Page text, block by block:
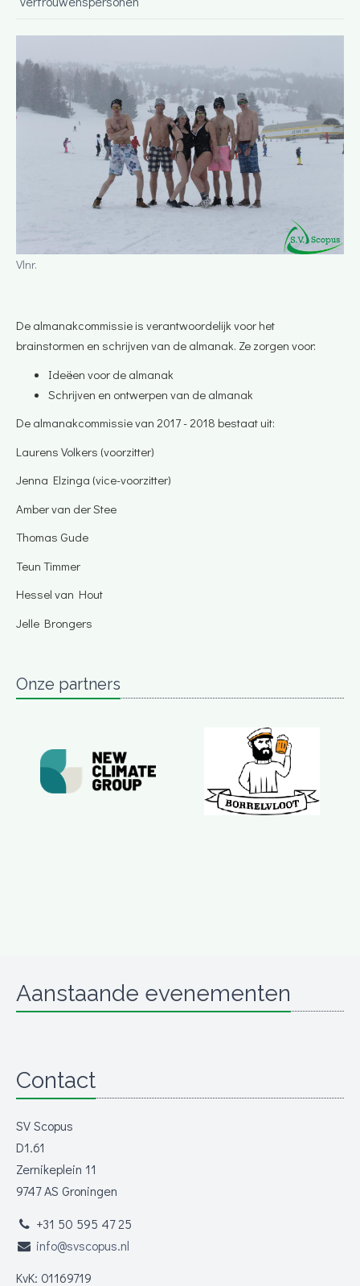
Vlnr.
De almanakcommissie is verantwoordelijk voor het
brainstormen en schrijven van de almanak. Ze zorgen voor:
Ideëen voor de almanak
Schrijven en ontwerpen van de almanak
De almanakcommissie van 2017 - 2018 bestaat uit:
Laurens Volkers (voorzitter)
​Jenna Elzinga (vice-voorzitter)
Amber van der Stee
Thomas Gude
Teun Timmer
Hessel van Hout
Jelle Brongers
Onze partners
Aanstaande evenementen
Contact
SV Scopus
D1.61
Zernikeplein 11
9747 AS Groningen
+31 50 595 47 25
info@svscopus.nl
KvK: 01169719